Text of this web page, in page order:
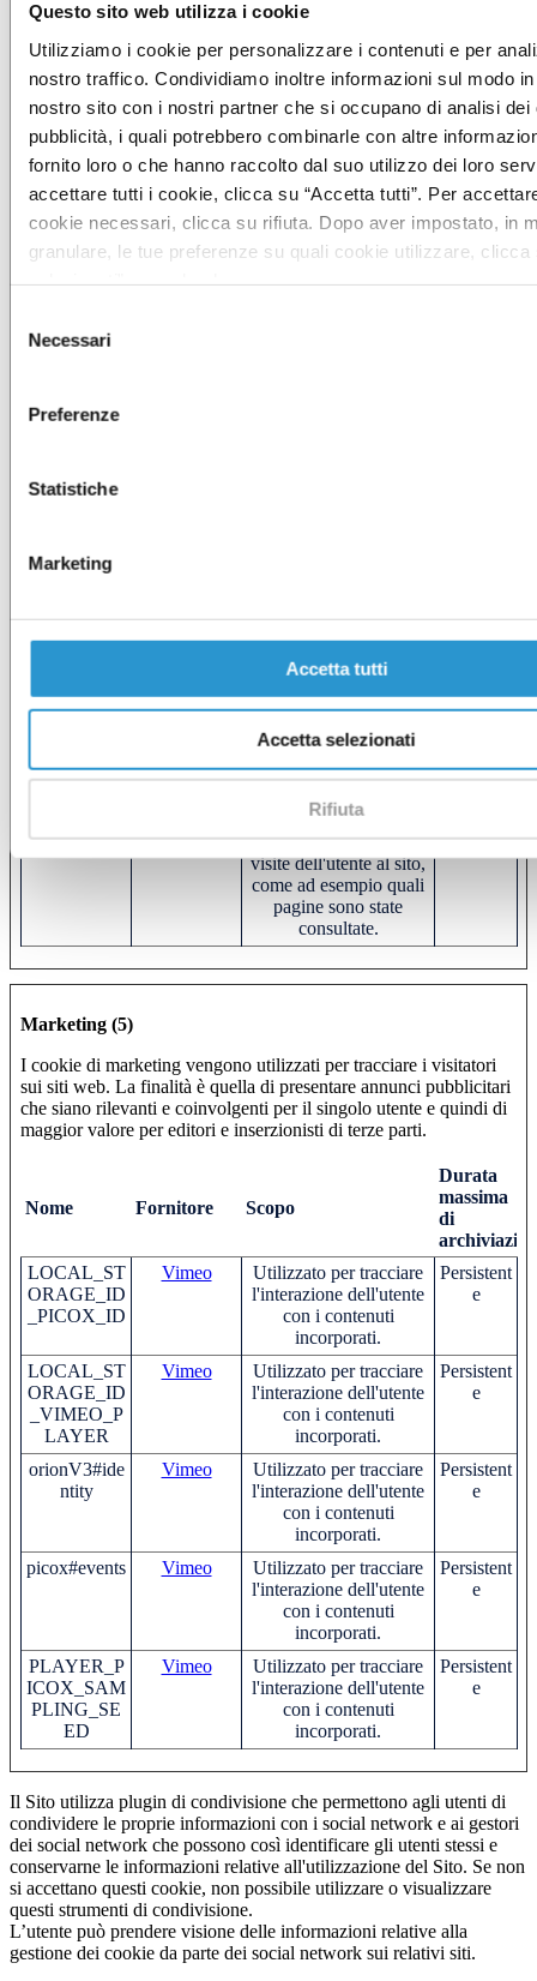
Questo sito web utilizza i cookie
Utilizziamo i cookie per personalizzare i contenuti e per
nostro traffico. Condividiamo inoltre informazioni sul modo
nostro sito con i nostri partner che si occupano di analisi dei
pubblicità, i quali potrebbero combinarle con altre
fornito loro o che hanno raccolto dal suo utilizzo dei loro
accettare tutti i cookie, clicca su “Accetta tutti”. Per
cookie necessari, clicca su rifiuta. Dopo aver impostato, in
granulare, le tue preferenze su quali cookie utilizzare, clicca
delNecessari
Preferenze
Statistiche
Marketing
Accetta tutti
Accetta selezionati
Rifiuta
Nome Fornitore Scopo
Durata
massima
di
_dd_s
Vimeo
Registra la velocità e le
prestazioni del sito web.
Questa funzione può
contesto con le
statistiche e al
1 giorno
_ga_#
e canali di marketing.
Registra dati sul
comportamento dei
visitatori sul sito web.
sono usate per l'analisi
interna e
l'ottimizzazione del sito
web.
vuid Vimeo
Raccoglie dati sulle
visite dell'utente al sito,
come ad esempio quali
pagine sono state
consultate.
2 anni
Marketing (5)
I cookie di marketing vengono utilizzati per tracciare i visitatori
sui siti web. La finalità è quella di presentare annunci pubblicitari
che siano rilevanti e coinvolgenti per il singolo utente e quindi di
maggior valore per editori e inserzionisti di terze parti.
Nome Fornitore Scopo
Durata
massima
di
LOCAL_ST
ORAGE_ID
_PICOX_ID
Vimeo
Utilizzato per tracciare
l'interazione dell'utente
con i contenuti
incorporati.
Persistent
e
LOCAL_ST
ORAGE_ID
_VIMEO_P
LAYER
Vimeo
Utilizzato per tracciare
l'interazione dell'utente
con i contenuti
incorporati.
Persistent
e
orionV3#ide
ntity
Vimeo
Utilizzato per tracciare
l'interazione dell'utente
con i contenuti
incorporati.
Persistent
e
picox#events Vimeo
Utilizzato per tracciare
l'interazione dell'utente
con i contenuti
incorporati.
Persistent
e
PLAYER_P
ICOX_SAM
PLING_SE
ED
Vimeo
Utilizzato per tracciare
l'interazione dell'utente
con i contenuti
incorporati.
Persistent
e
Il Sito utilizza plugin di condivisione che permettono agli utenti di
condividere le proprie informazioni con i social network e ai gestori
dei social network che possono così identificare gli utenti stessi e
conservarne le informazioni relative all'utilizzazione del Sito. Se non
si accettano questi cookie, non possibile utilizzare o visualizzare
questi strumenti di condivisione.
L’utente può prendere visione delle informazioni relative alla
gestione dei cookie da parte dei social network sui relativi siti.